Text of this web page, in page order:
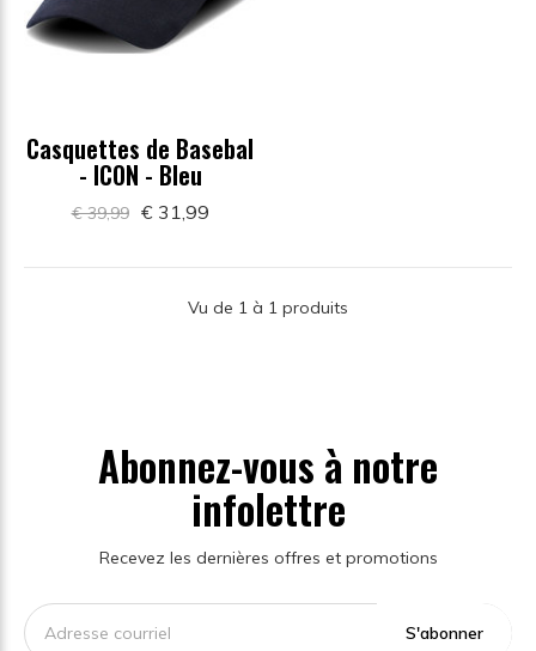
Casquettes de Basebal
- ICON - Bleu
€ 39,99 € 31,99
Vu de 1 à 1 produits
Abonnez-vous à notre
infolettre
Recevez les dernières offres et promotions
S'abonner